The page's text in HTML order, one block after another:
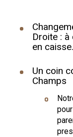
Droite :
en caisse.
Un coin
Champs